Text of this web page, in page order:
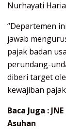
Nurhayati
“Departemen
jawab
pajak badan
perundang-
diberi target
kewajiban
Baca Juga :
Asuhan